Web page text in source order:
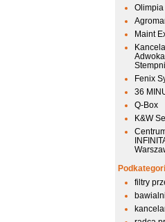
Maint
Fenix
36
Q-Box
K&W
filtry